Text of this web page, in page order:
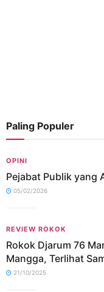
Paling Populer
OPINI
Pejabat Publik yang
05/02/2026
REVIEW ROKOK
Rokok Djarum 76
Mangga, Terlihat
21/10/2025